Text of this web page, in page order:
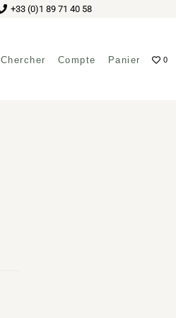
+33 (0)1 89 71 40 58
Chercher Compte Panier 0